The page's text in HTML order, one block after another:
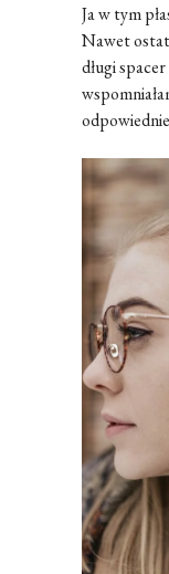
Ja w tym
Nawet
długi